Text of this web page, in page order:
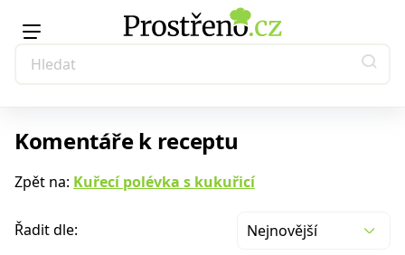
Komentáře k receptu
Zpět na: Kuřecí polévka s kukuřicí
Řadit dle: Nejnovější